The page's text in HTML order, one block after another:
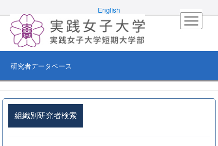
English
研究者データベース
組織別研究者検索